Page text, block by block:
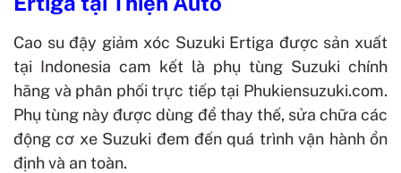
Cao su đậy giảm xóc Suzuki Ertiga được sản xuất
tại Indonesia cam kết là phụ tùng Suzuki chính
hãng và phân phối trực tiếp tại Phukiensuzuki.com.
Phụ tùng này được dùng để thay thế, sửa chữa các
động cơ xe Suzuki đem đến quá trình vận hành ổn
định và an toàn.